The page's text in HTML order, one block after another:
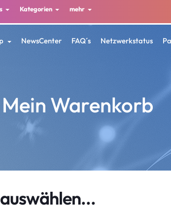
Kategorien mehr
NewsCenter FAQ´s Netzwerkstatus
Mein Warenkorb